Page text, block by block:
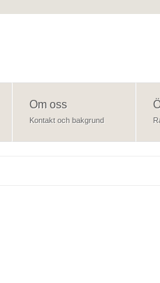
Om oss
Kontakt och bakgrund